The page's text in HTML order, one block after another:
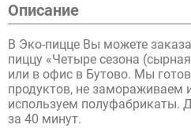
Описание
В Эко-пицце Вы можете
пиццу «Четыре сезона
или в офис в Бутово. Мы
продуктов, не замораживаем
используем полуфабрикаты.
за 40 минут.